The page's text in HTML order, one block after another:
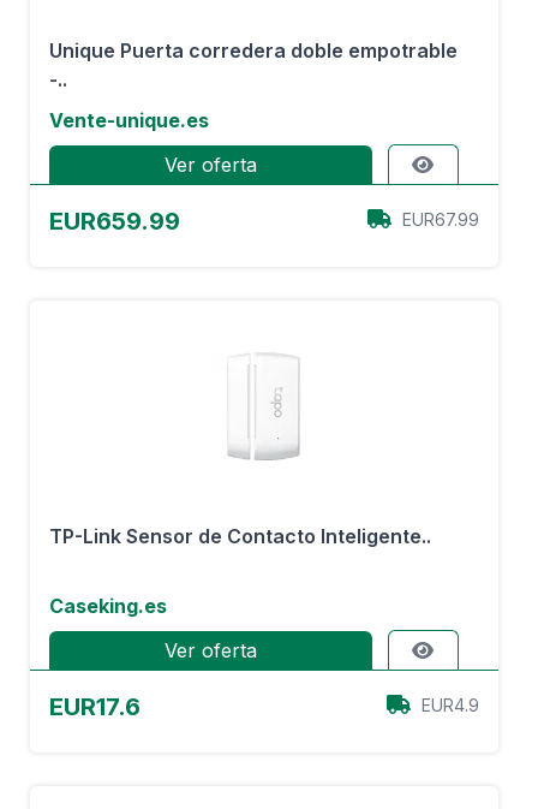
Unique Puerta corredera doble empotrable
-..
Vente-unique.es
Ver oferta
EUR659.99 EUR67.99
TP-Link Sensor de Contacto Inteligente..
Caseking.es
Ver oferta
EUR17.6 EUR4.9